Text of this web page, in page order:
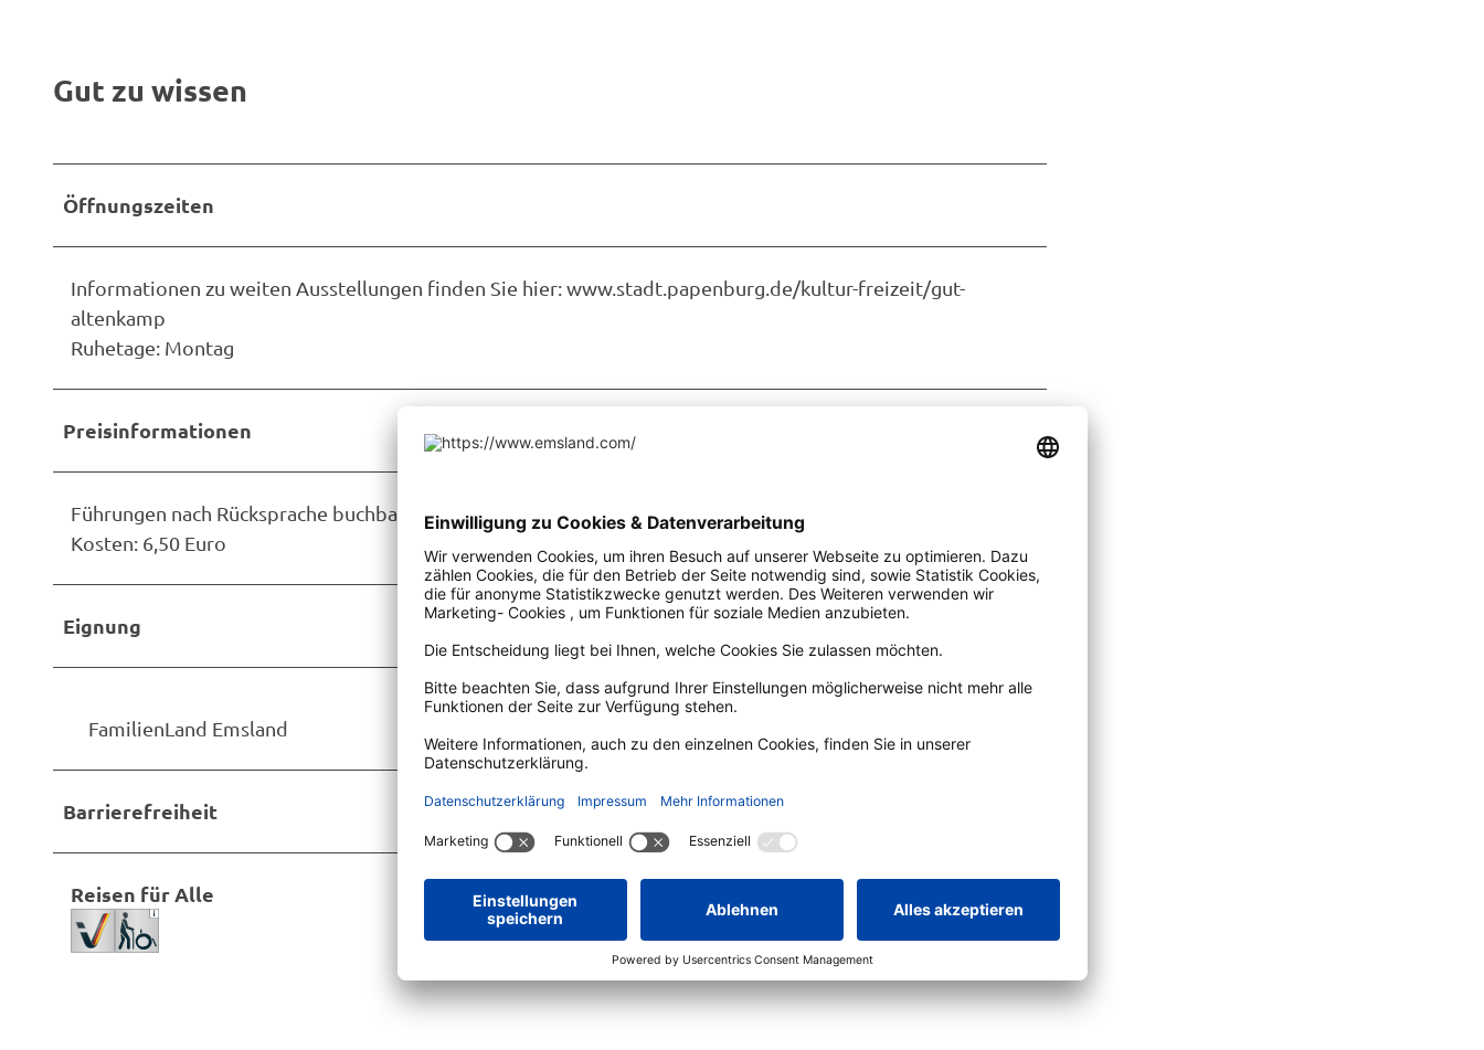
Gut zu wissen
Öffnungszeiten
Informationen zu weiten Ausstellungen finden Sie hier: www.stadt.papenburg.de/kultur-freizeit/gut-
altenkamp
Ruhetage: Montag
Preisinformationen
Führungen nach Rücksprache buchbar.
Kosten: 6,50 Euro
Eignung
FamilienLand Emsland
Barrierefreiheit
Reisen für Alle